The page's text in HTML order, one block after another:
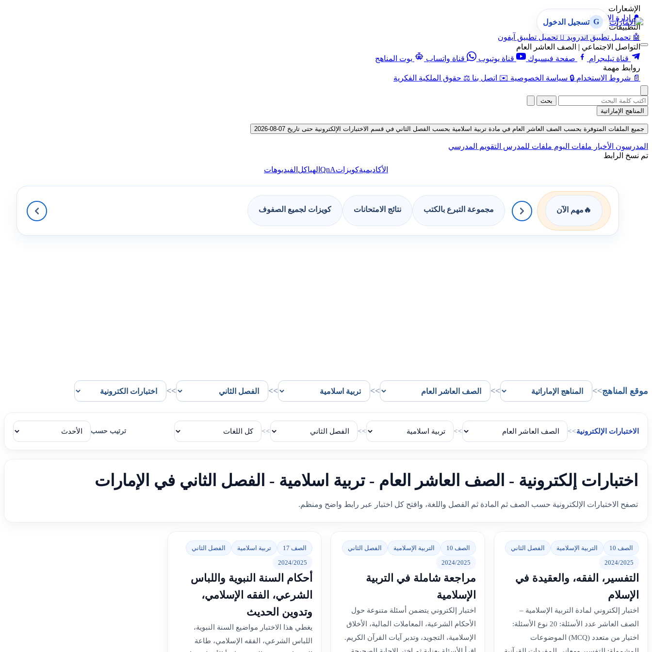
الإشعارات
🔔 إدارة الإشعارات
التطبيقات
🤖 تحميل تطبيق أندرويد  تحميل تطبيق آيفون
التواصل الاجتماعي | الصف العاشر العام
قناة تيليجرام
صفحة فيسبوك قناة يوتيوب قناة واتساب
بوت المناهج
روابط مهمة
📄 شروط الاستخدام 🔒 سياسة الخصوصية ✉️ اتصل بنا ⚖️ حقوق الملكية الفكرية
G تسجيل الدخول
بحث
المناهج الإماراتية
جميع الملفات المتوفرة بحسب الصف العاشر العام في مادة تربية اسلامية بحسب الفصل الثاني في قسم الاختبارات الإلكترونية حتى تاريخ 07-08-2026
المدرسون الأخبار ملفات اليوم ملفات للمدرس التقويم المدرسي
تم نسخ الرابط
الأكاديميةكويزاتQnA الهياكل الفيديوهات
🔥 مهم الآن مجموعة التبرع بالكتب نتائج الامتحانات كويزات لجميع الصفوف
موقع المناهج>>
>>
>>
>>
>>
الاختبارات الإلكترونية>>
>>
>>
>> ترتيب حسب
اختبارات إلكترونية - الصف العاشر العام - تربية اسلامية - الفصل الثاني في الإمارات
تصفح الاختبارات الإلكترونية حسب الصف ثم المادة ثم الفصل واللغة، وافتح كل اختبار عبر رابط واضح ومنظم.
الصف 10 التربية الإسلامية
الفصل الثاني
2024/2025
التفسير، الفقه، والعقيدة في
الإسلام
اختبار إلكتروني لمادة التربية الإسلامية –
الصف العاشر عدد الأسئلة: 20 نوع الأسئلة:
اختيار من متعدد (MCQ) الموضوعات
الصف 10 التربية الإسلامية
الفصل الثاني
2024/2025
مراجعة شاملة في التربية
الإسلامية
اختبار إلكتروني يتضمن أسئلة متنوعة حول
الأحكام الشرعية، المعاملات المالية، الأخلاق
الإسلامية، التجويد، وتدبر آيات القرآن الكريم.
الصف 17 تربية اسلامية
الفصل الثاني
2024/2025
أحكام السنة النبوية واللباس
الشرعي، الفقه الإسلامي،
وتدوين الحديث
يغطي هذا الاختبار مواضيع السنة النبوية،
اللباس الشرعي، الفقه الإسلامي، طاعة